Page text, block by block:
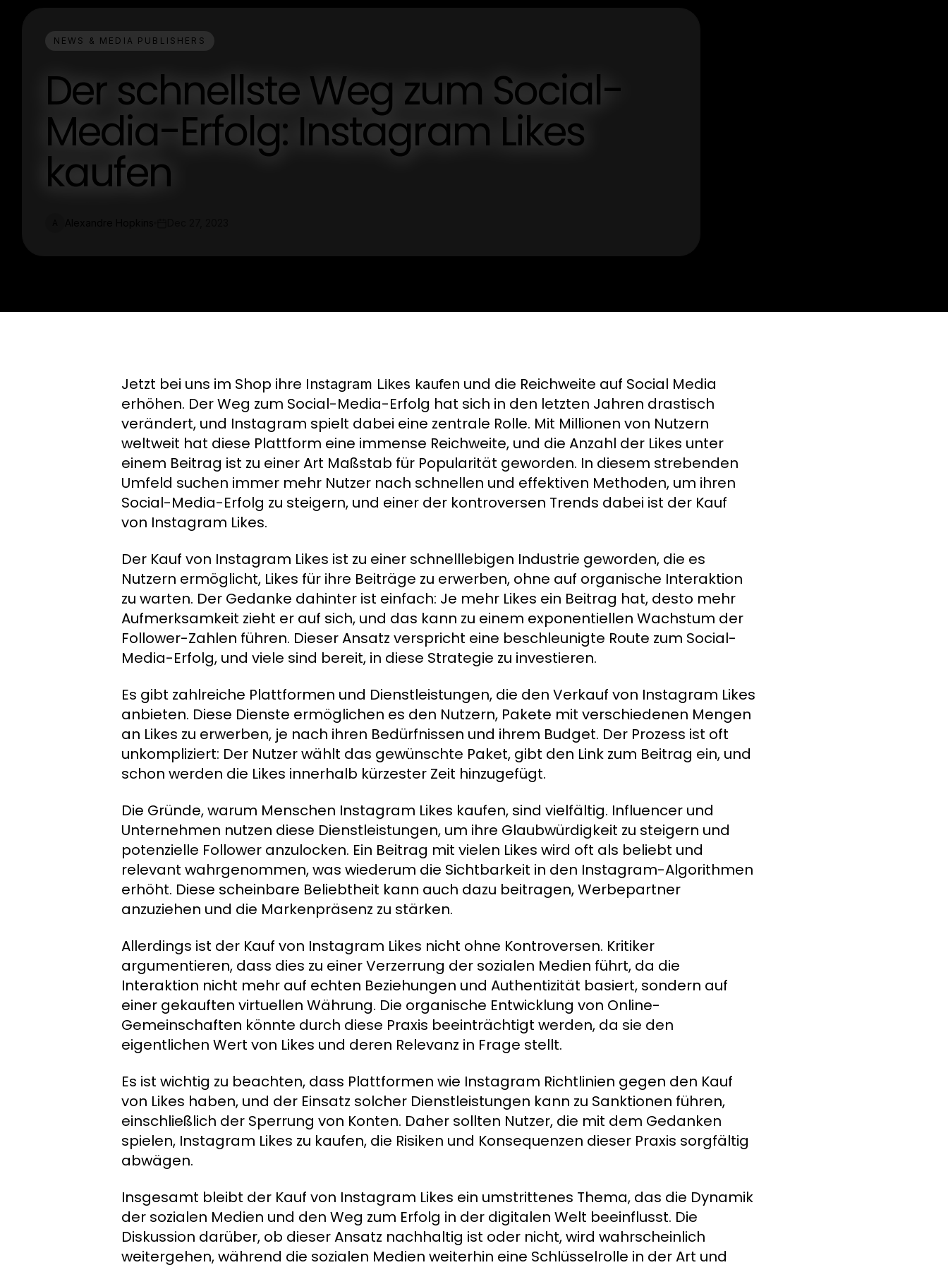
NEWS & MEDIA PUBLISHERS
Der schnellste Weg zum Social-
Media-Erfolg: Instagram Likes
kaufen
Jetzt bei uns im Shop ihre Instagram Likes kaufen und die Reichweite auf Social Media
erhöhen. Der Weg zum Social-Media-Erfolg hat sich in den letzten Jahren drastisch
verändert, und Instagram spielt dabei eine zentrale Rolle. Mit Millionen von Nutzern
weltweit hat diese Plattform eine immense Reichweite, und die Anzahl der Likes unter
einem Beitrag ist zu einer Art Maßstab für Popularität geworden. In diesem strebenden
Umfeld suchen immer mehr Nutzer nach schnellen und effektiven Methoden, um ihren
Social-Media-Erfolg zu steigern, und einer der kontroversen Trends dabei ist der Kauf
von Instagram Likes.
Der Kauf von Instagram Likes ist zu einer schnelllebigen Industrie geworden, die es
Nutzern ermöglicht, Likes für ihre Beiträge zu erwerben, ohne auf organische Interaktion
zu warten. Der Gedanke dahinter ist einfach: Je mehr Likes ein Beitrag hat, desto mehr
Aufmerksamkeit zieht er auf sich, und das kann zu einem exponentiellen Wachstum der
Follower-Zahlen führen. Dieser Ansatz verspricht eine beschleunigte Route zum Social-
Media-Erfolg, und viele sind bereit, in diese Strategie zu investieren.
Es gibt zahlreiche Plattformen und Dienstleistungen, die den Verkauf von Instagram Likes
anbieten. Diese Dienste ermöglichen es den Nutzern, Pakete mit verschiedenen Mengen
an Likes zu erwerben, je nach ihren Bedürfnissen und ihrem Budget. Der Prozess ist oft
unkompliziert: Der Nutzer wählt das gewünschte Paket, gibt den Link zum Beitrag ein, und
schon werden die Likes innerhalb kürzester Zeit hinzugefügt.
Die Gründe, warum Menschen Instagram Likes kaufen, sind vielfältig. Influencer und
Unternehmen nutzen diese Dienstleistungen, um ihre Glaubwürdigkeit zu steigern und
potenzielle Follower anzulocken. Ein Beitrag mit vielen Likes wird oft als beliebt und
relevant wahrgenommen, was wiederum die Sichtbarkeit in den Instagram-Algorithmen
erhöht. Diese scheinbare Beliebtheit kann auch dazu beitragen, Werbepartner
anzuziehen und die Markenpräsenz zu stärken.
Allerdings ist der Kauf von Instagram Likes nicht ohne Kontroversen. Kritiker
argumentieren, dass dies zu einer Verzerrung der sozialen Medien führt, da die
Interaktion nicht mehr auf echten Beziehungen und Authentizität basiert, sondern auf
einer gekauften virtuellen Währung. Die organische Entwicklung von Online-
Gemeinschaften könnte durch diese Praxis beeinträchtigt werden, da sie den
eigentlichen Wert von Likes und deren Relevanz in Frage stellt.
Es ist wichtig zu beachten, dass Plattformen wie Instagram Richtlinien gegen den Kauf
von Likes haben, und der Einsatz solcher Dienstleistungen kann zu Sanktionen führen,
einschließlich der Sperrung von Konten. Daher sollten Nutzer, die mit dem Gedanken
spielen, Instagram Likes zu kaufen, die Risiken und Konsequenzen dieser Praxis sorgfältig
abwägen.
Insgesamt bleibt der Kauf von Instagram Likes ein umstrittenes Thema, das die Dynamik
der sozialen Medien und den Weg zum Erfolg in der digitalen Welt beeinflusst. Die
Diskussion darüber, ob dieser Ansatz nachhaltig ist oder nicht, wird wahrscheinlich
weitergehen, während die sozialen Medien weiterhin eine Schlüsselrolle in der Art und